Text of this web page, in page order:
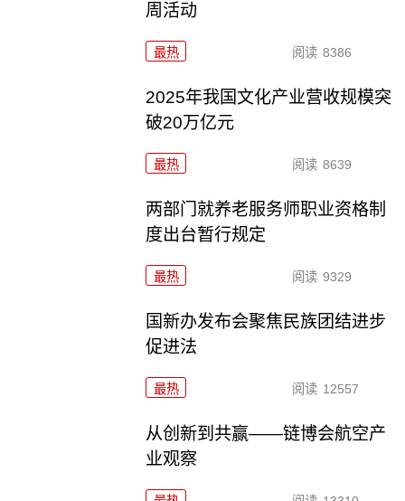
周活动
最热 阅读 8386
2025年我国文化产业营收规模突
破20万亿元
最热 阅读 8639
两部门就养老服务师职业资格制
度出台暂行规定
最热 阅读 9329
国新办发布会聚焦民族团结进步
促进法
最热 阅读 12557
从创新到共赢——链博会航空产
业观察